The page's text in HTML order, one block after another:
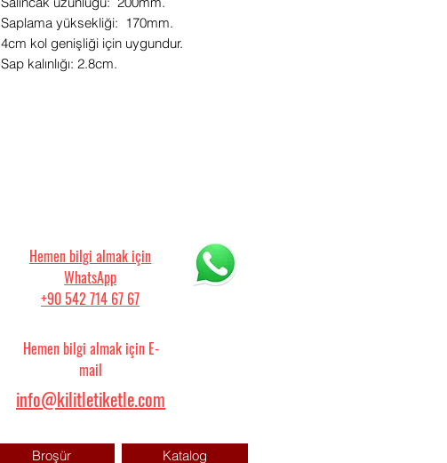
Saplama yüksekliği: 170mm.
4cm kol genişliği için uygundur.
Sap kalınlığı: 2.8cm.
info@kilitletiketle.com
Hemen bilgi almak için
WhatsApp
+90 542 714 67 67
Hemen bilgi almak için E-
mail
Broşür Katalog